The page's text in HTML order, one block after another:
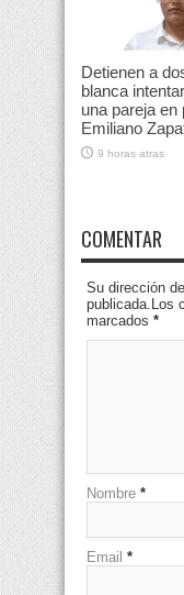
Detienen a
blanca
una pareja en
Emiliano
9 horas atras
COMENTAR
Su dirección
publicada.Los
marcados *
Nombre *
Email *